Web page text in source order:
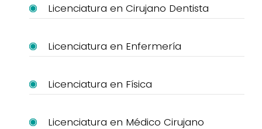
Licenciatura en Cirujano Dentista
Licenciatura en Enfermería
Licenciatura en Física
Licenciatura en Médico Cirujano